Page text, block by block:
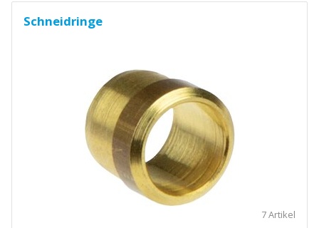
Schneidringe
7 Artikel